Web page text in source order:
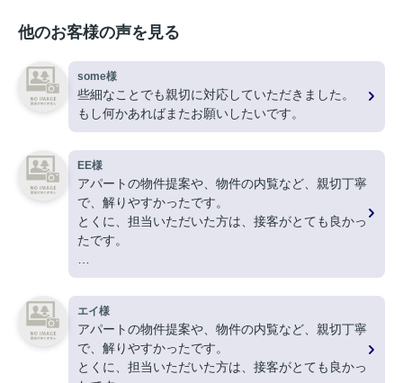
他のお客様の声を見る
some様
些細なことでも親切に対応していただきました。
もし何かあればまたお願いしたいです。
EE様
アパートの物件提案や、物件の内覧など、親切丁寧
で、解りやすかったです。
とくに、担当いただいた方は、接客がとても良かっ
たです。
ありがとうございました。
エイ様
アパートの物件提案や、物件の内覧など、親切丁寧
で、解りやすかったです。
とくに、担当いただいた方は、接客がとても良かっ